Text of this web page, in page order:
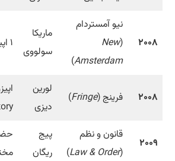
۲۰۰۸
نیو آمستردام
(
New
Amsterdam
)
ماریکا
سولووی
۱ اپیزود
۲۰۰۸ فرینج (Fringe
)
لورین
دیزی
۲۰۰۹
قانون و نظم
(
Law & Order
)
پیج
ریگان